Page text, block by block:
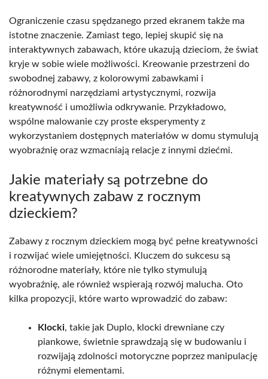
Ograniczenie czasu spędzanego przed ekranem także ma
istotne znaczenie. Zamiast tego, lepiej skupić się na
interaktywnych zabawach, które ukazują dzieciom, że świat
kryje w sobie wiele możliwości. Kreowanie przestrzeni do
swobodnej zabawy, z kolorowymi zabawkami i
różnorodnymi narzędziami artystycznymi, rozwija
kreatywność i umożliwia odkrywanie. Przykładowo,
wspólne malowanie czy proste eksperymenty z
wykorzystaniem dostępnych materiałów w domu stymulują
wyobraźnię oraz wzmacniają relacje z innymi dziećmi.
Jakie materiały są potrzebne do
kreatywnych zabaw z rocznym
dzieckiem?
Zabawy z rocznym dzieckiem mogą być pełne kreatywności
i rozwijać wiele umiejętności. Kluczem do sukcesu są
różnorodne materiały, które nie tylko stymulują
wyobraźnię, ale również wspierają rozwój malucha. Oto
kilka propozycji, które warto wprowadzić do zabaw:
Klocki, takie jak Duplo, klocki drewniane czy
piankowe, świetnie sprawdzają się w budowaniu i
rozwijają zdolności motoryczne poprzez manipulację
różnymi elementami.